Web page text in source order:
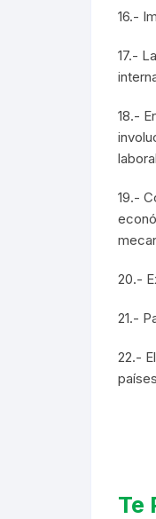
16.-
17.-
18.-
19.-
20.-
21.-
22.-
Te